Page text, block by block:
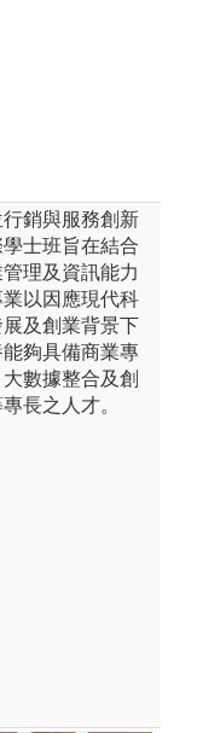
銷與服務創新
學士班旨在結合
理及資訊能力
以因應現代科
及創業背景下
夠具備商業專
數據整合及創
長之人才。